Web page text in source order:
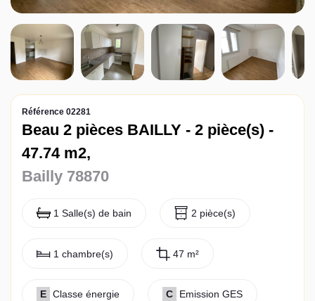
Agence
Actualités
Contact
Référence 02281
Beau 2 pièces BAILLY - 2 pièce(s) -
47.74 m2,
Bailly 78870
1 Salle(s) de bain 2 pièce(s)
1 chambre(s) 47 m²
E Classe énergie C Emission GES